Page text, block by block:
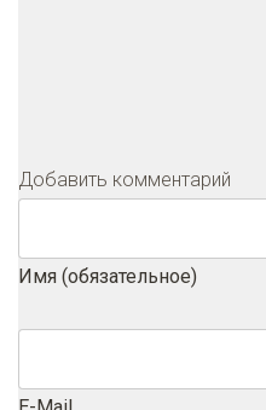
Добавить комментарий
Имя (обязательное)